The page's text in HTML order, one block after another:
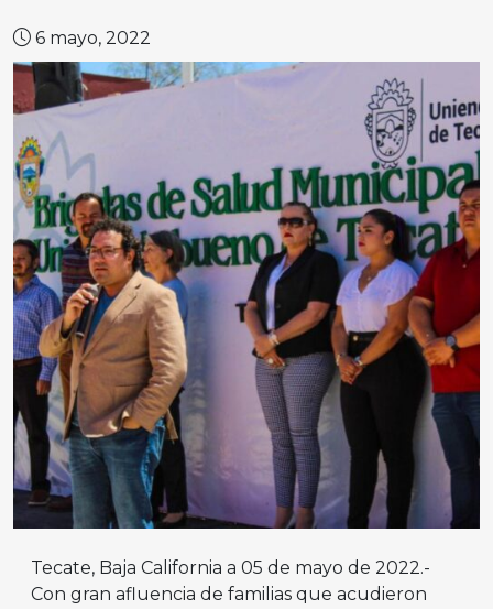
6 mayo, 2022
Tecate, Baja California a 05 de mayo de 2022.-
Con gran afluencia de familias que acudieron